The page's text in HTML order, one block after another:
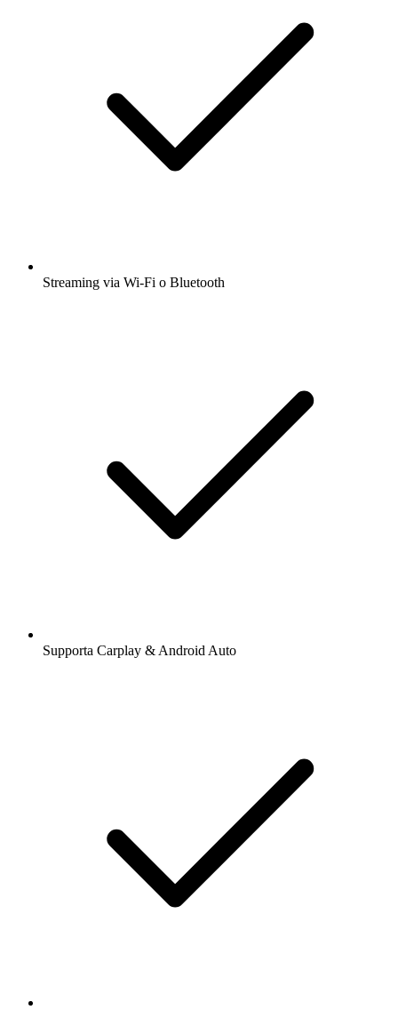
Streaming via Wi-Fi o Bluetooth
Supporta Carplay & Android Auto